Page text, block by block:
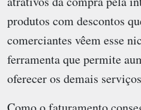
produtos com descontos
comerciantes vêem esse
ferramenta que permite
oferecer os demais